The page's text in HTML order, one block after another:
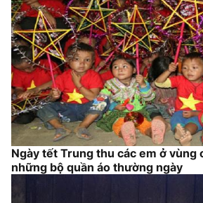
Ngày tết Trung thu các em ở vùng
những bộ quần áo thường ngày